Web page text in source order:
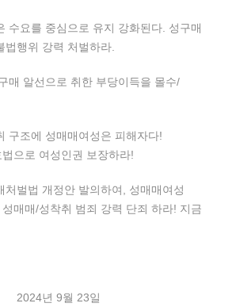
수요를 중심으로 유지 강화된다. 성구매
법행위 강력 처벌하라.
매 알선으로 취한 부당이득을 몰수/
구조에 성매매여성은 피해자다!
으로 여성인권 보장하라!
처벌법 개정안 발의하여, 성매매여성
매매/성착취 범죄 강력 단죄 하라! 지금
2024년 9월 23일